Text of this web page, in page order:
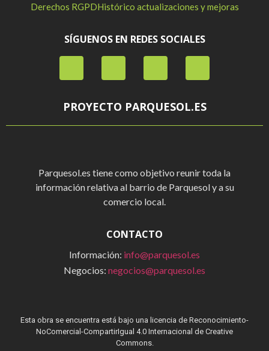
Derechos RGPDHistórico actualizaciones y mejoras
SÍGUENOS EN REDES SOCIALES
PROYECTO PARQUESOL.ES
Parquesol.es tiene como objetivo reunir toda la
información relativa al barrio de Parquesol y a su
comercio local.
CONTACTO
Información: info@parquesol.es
Negocios: negocios@parquesol.es
Esta obra se encuentra está bajo una licencia de Reconocimiento-
NoComercial-CompartirIgual 4.0 Internacional de Creative
Commons.